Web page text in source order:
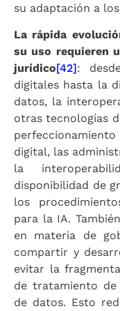
su adaptación a
La rápida
su uso requieren
jurídico[42]:
digitales hasta la
datos, la
otras tecnologías
digital, las
la
disponibilidad de
los
para la IA.
en materia de
compartir y
evitar la
de tratamiento
de datos. Esto